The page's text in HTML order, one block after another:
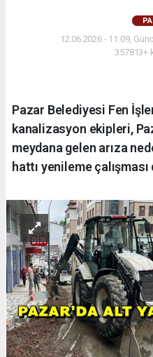
12.06.2026 - 11:09,
357813+
Pazar Belediyesi Fen
kanalizasyon ekipleri,
meydana gelen arıza
hattı yenileme